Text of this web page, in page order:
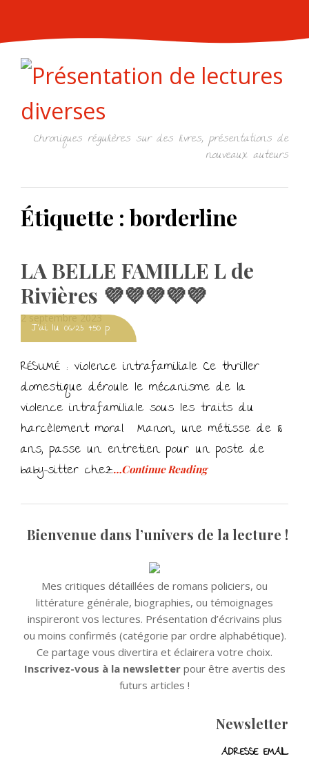
content
Chroniques régulières sur des livres, présentations de
nouveaux auteurs
Étiquette : borderline
LA BELLE FAMILLE L de
Rivières 💜💜💜💜💜
Posted
2 septembre 2023
J'ai lu 06/23 450 p.
RÉSUMÉ : violence intrafamiliale Ce thriller
domestique déroule le mécanisme de la
violence intrafamiliale sous les traits du
harcèlement moral. Manon, une métisse de 18
ans, passe un entretien pour un poste de
baby-sitter chez…Continue Reading
Bienvenue dans l’univers de la lecture !
Mes critiques détaillées de romans policiers, ou
littérature générale, biographies, ou témoignages
inspireront vos lectures. Présentation d’écrivains plus
ou moins confirmés (catégorie par ordre alphabétique).
Ce partage vous divertira et éclairera votre choix.
Inscrivez-vous à la newsletterpour être avertis des
futurs articles !
Newsletter
ADRESSE EMAIL